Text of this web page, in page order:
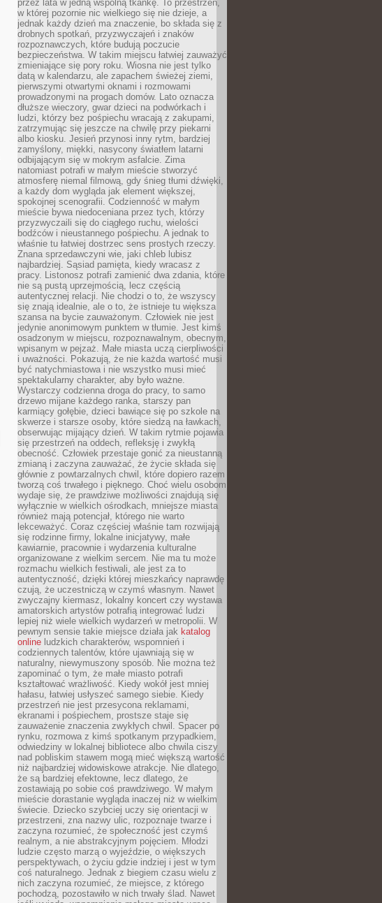
przez lata w jedną wspólną tkankę. To przestrzeń,
w której pozornie nic wielkiego się nie dzieje, a
jednak każdy dzień ma znaczenie, bo składa się z
drobnych spotkań, przyzwyczajeń i znaków
rozpoznawczych, które budują poczucie
bezpieczeństwa. W takim miejscu łatwiej zauważyć
zmieniające się pory roku. Wiosna nie jest tylko
datą w kalendarzu, ale zapachem świeżej ziemi,
pierwszymi otwartymi oknami i rozmowami
prowadzonymi na progach domów. Lato oznacza
dłuższe wieczory, gwar dzieci na podwórkach i
ludzi, którzy bez pośpiechu wracają z zakupami,
zatrzymując się jeszcze na chwilę przy piekarni
albo kiosku. Jesień przynosi inny rytm, bardziej
zamyślony, miękki, nasycony światłem latarni
odbijającym się w mokrym asfalcie. Zima
natomiast potrafi w małym mieście stworzyć
atmosferę niemal filmową, gdy śnieg tłumi dźwięki,
a każdy dom wygląda jak element większej,
spokojnej scenografii. Codzienność w małym
mieście bywa niedoceniana przez tych, którzy
przyzwyczaili się do ciągłego ruchu, wielości
bodźców i nieustannego pośpiechu. A jednak to
właśnie tu łatwiej dostrzec sens prostych rzeczy.
Znana sprzedawczyni wie, jaki chleb lubisz
najbardziej. Sąsiad pamięta, kiedy wracasz z
pracy. Listonosz potrafi zamienić dwa zdania, które
nie są pustą uprzejmością, lecz częścią
autentycznej relacji. Nie chodzi o to, że wszyscy
się znają idealnie, ale o to, że istnieje tu większa
szansa na bycie zauważonym. Człowiek nie jest
jedynie anonimowym punktem w tłumie. Jest kimś
osadzonym w miejscu, rozpoznawalnym, obecnym,
wpisanym w pejzaż. Małe miasta uczą cierpliwości
i uważności. Pokazują, że nie każda wartość musi
być natychmiastowa i nie wszystko musi mieć
spektakularny charakter, aby było ważne.
Wystarczy codzienna droga do pracy, to samo
drzewo mijane każdego ranka, starszy pan
karmiący gołębie, dzieci bawiące się po szkole na
skwerze i starsze osoby, które siedzą na ławkach,
obserwując mijający dzień. W takim rytmie pojawia
się przestrzeń na oddech, refleksję i zwykłą
obecność. Człowiek przestaje gonić za nieustanną
zmianą i zaczyna zauważać, że życie składa się
głównie z powtarzalnych chwil, które dopiero razem
tworzą coś trwałego i pięknego. Choć wielu osobom
wydaje się, że prawdziwe możliwości znajdują się
wyłącznie w wielkich ośrodkach, mniejsze miasta
również mają potencjał, którego nie warto
lekceważyć. Coraz częściej właśnie tam rozwijają
się rodzinne firmy, lokalne inicjatywy, małe
kawiarnie, pracownie i wydarzenia kulturalne
organizowane z wielkim sercem. Nie ma tu może
rozmachu wielkich festiwali, ale jest za to
autentyczność, dzięki której mieszkańcy naprawdę
czują, że uczestniczą w czymś własnym. Nawet
zwyczajny kiermasz, lokalny koncert czy wystawa
amatorskich artystów potrafią integrować ludzi
lepiej niż wiele wielkich wydarzeń w metropolii. W
pewnym sensie takie miejsce działa jak katalog
online ludzkich charakterów, wspomnień i
codziennych talentów, które ujawniają się w
naturalny, niewymuszony sposób. Nie można też
zapominać o tym, że małe miasto potrafi
kształtować wrażliwość. Kiedy wokół jest mniej
hałasu, łatwiej usłyszeć samego siebie. Kiedy
przestrzeń nie jest przesycona reklamami,
ekranami i pośpiechem, prostsze staje się
zauważenie znaczenia zwykłych chwil. Spacer po
rynku, rozmowa z kimś spotkanym przypadkiem,
odwiedziny w lokalnej bibliotece albo chwila ciszy
nad pobliskim stawem mogą mieć większą wartość
niż najbardziej widowiskowe atrakcje. Nie dlatego,
że są bardziej efektowne, lecz dlatego, że
zostawiają po sobie coś prawdziwego. W małym
mieście dorastanie wygląda inaczej niż w wielkim
świecie. Dziecko szybciej uczy się orientacji w
przestrzeni, zna nazwy ulic, rozpoznaje twarze i
zaczyna rozumieć, że społeczność jest czymś
realnym, a nie abstrakcyjnym pojęciem. Młodzi
ludzie często marzą o wyjeździe, o większych
perspektywach, o życiu gdzie indziej i jest w tym
coś naturalnego. Jednak z biegiem czasu wielu z
nich zaczyna rozumieć, że miejsce, z którego
pochodzą, pozostawiło w nich trwały ślad. Nawet